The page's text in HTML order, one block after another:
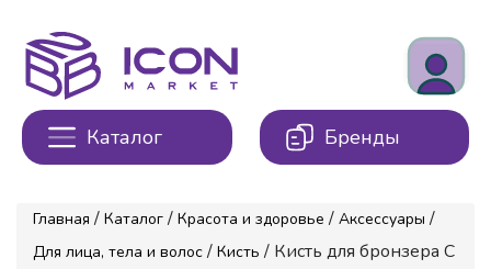
Каталог Бренды
Главная / Каталог / Красота и здоровье / Аксессуары /
Для лица, тела и волос / Кисть / Кисть для бронзера С